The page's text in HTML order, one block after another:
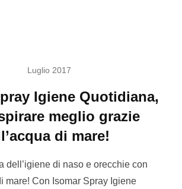
Luglio 2017
Igiene Quotidiana,
meglio grazie
di mare!
dell’igiene di naso e orecchie con
mare! Con Isomar Spray Igiene